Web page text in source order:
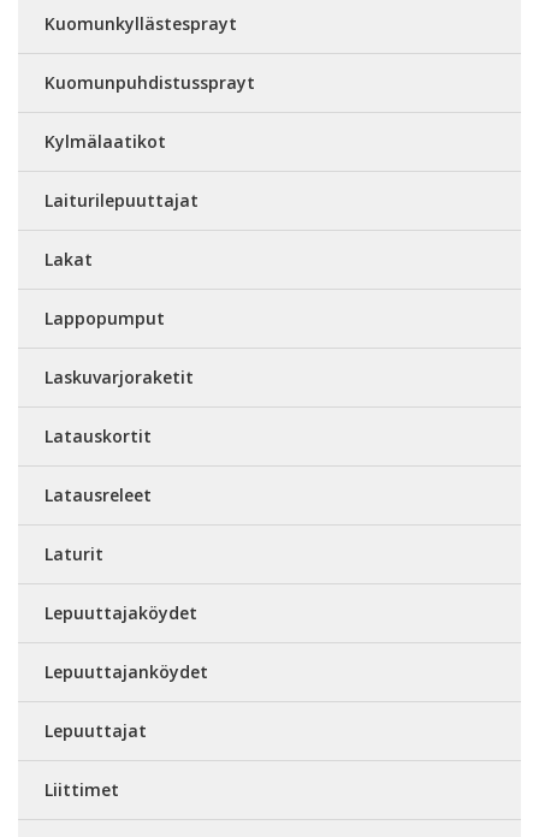
Kuomunkyllästesprayt
Kuomunpuhdistussprayt
Kylmälaatikot
Laiturilepuuttajat
Lakat
Lappopumput
Laskuvarjoraketit
Latauskortit
Latausreleet
Laturit
Lepuuttajaköydet
Lepuuttajanköydet
Lepuuttajat
Liittimet